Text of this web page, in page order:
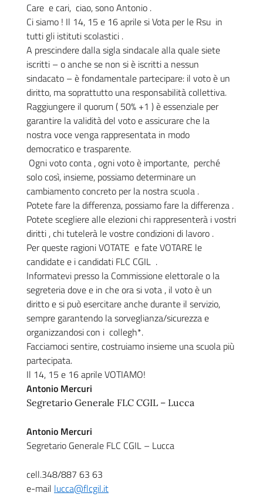
Care e cari, ciao, sono Antonio .
Ci siamo ! Il 14, 15 e 16 aprile si Vota per le Rsu in
tutti gli istituti scolastici .
A prescindere dalla sigla sindacale alla quale siete
iscritti – o anche se non si è iscritti a nessun
sindacato – è fondamentale partecipare: il voto è un
diritto, ma soprattutto una responsabilità collettiva.
Raggiungere il quorum ( 50% +1 ) è essenziale per
garantire la validità del voto e assicurare che la
nostra voce venga rappresentata in modo
democratico e trasparente.
Ogni voto conta , ogni voto è importante, perché
solo così, insieme, possiamo determinare un
cambiamento concreto per la nostra scuola .
Potete fare la differenza, possiamo fare la differenza .
Potete scegliere alle elezioni chi rappresenterà i vostri
diritti , chi tutelerà le vostre condizioni di lavoro .
Per queste ragioni VOTATE e fate VOTARE le
candidate e i candidati FLC CGIL .
Informatevi presso la Commissione elettorale o la
segreteria dove e in che ora si vota , il voto è un
diritto e si può esercitare anche durante il servizio,
sempre garantendo la sorveglianza/sicurezza e
organizzandosi con i collegh*.
Facciamoci sentire, costruiamo insieme una scuola più
partecipata.
Il 14, 15 e 16 aprile VOTIAMO!
Antonio Mercuri
Segretario Generale FLC CGIL – Lucca
Antonio Mercuri
Segretario Generale FLC CGIL – Lucca
cell.348/887 63 63
e-mail lucca@flcgil.it